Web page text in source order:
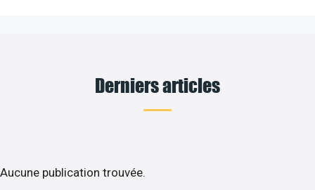
Derniers articles
Aucune publication trouvée.